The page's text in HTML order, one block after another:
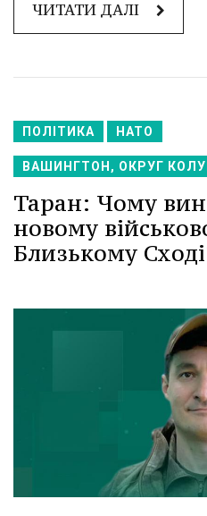
ЧИТАТИ ДАЛІ
ПОЛІТИКА НАТО
ВАШИНГТОН, ОКРУГ
Таран: Чому
новому
Близькому